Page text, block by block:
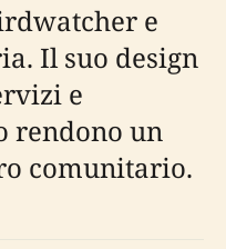
Il suo design
e
un
comunitario.